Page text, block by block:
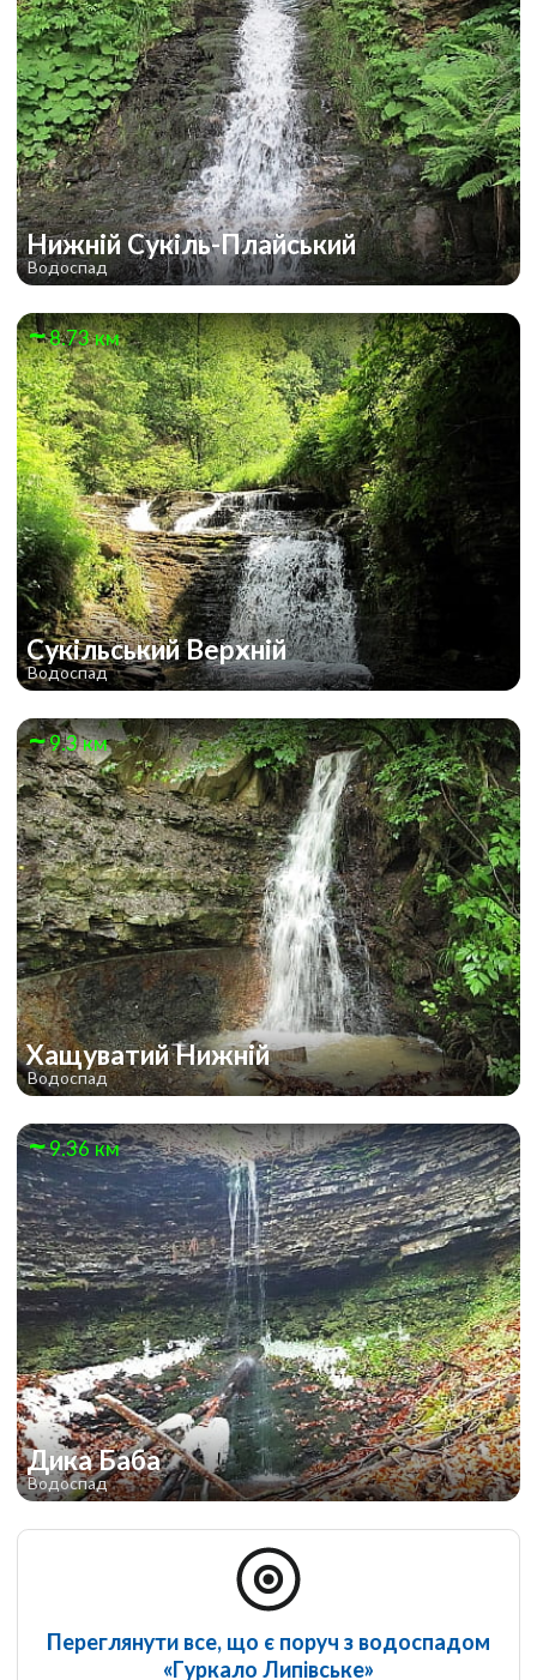
Нижній Сукіль-Плайський
Водоспад
8.73 км
Сукільський Верхній
Водоспад
9.3 км
Хащуватий Нижній
Водоспад
9.36 км
Дика Баба
Водоспад
Переглянути все, що є поруч з водоспадом
«Гуркало Липівське»